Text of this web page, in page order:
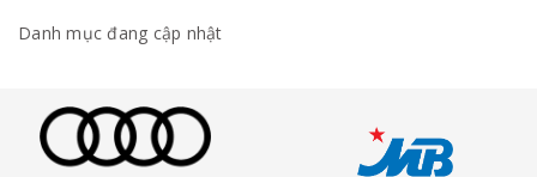
Danh mục đang cập nhật